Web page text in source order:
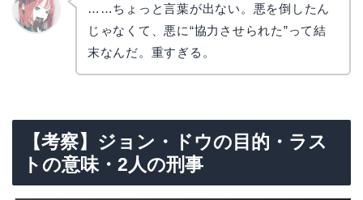
……ちょっと言葉が出ない。悪を倒したん
じゃなくて、悪に“協力させられた”って結
末なんだ。重すぎる。
【考察】ジョン・ドウの目的・ラス
トの意味・2人の刑事